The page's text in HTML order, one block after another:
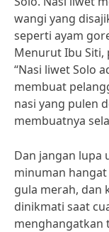
wangi yang
seperti ayam
Menurut Ibu Siti,
“Nasi liwet Solo
membuat
nasi yang pulen
membuatnya
Dan jangan lupa
minuman
gula merah, dan
dinikmati saat
menghangatkan